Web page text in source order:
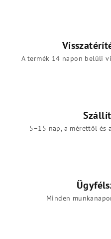
A termék 14 napon belüli
5–15 nap, a mérettől és
Minden